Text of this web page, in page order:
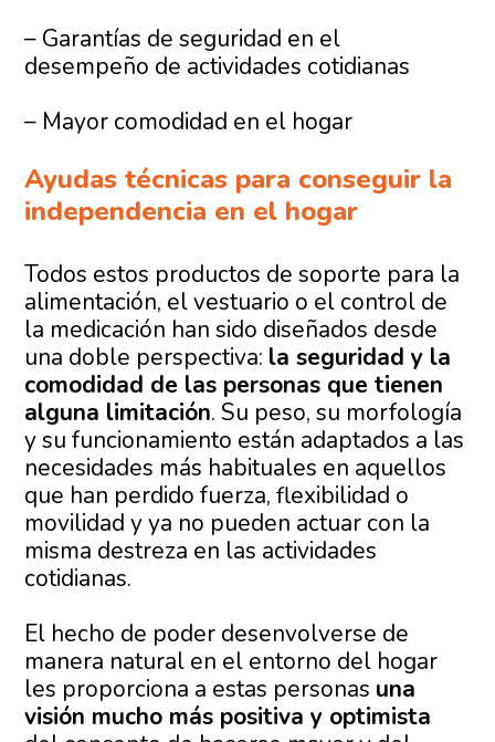
– Garantías de seguridad en el
desempeño de actividades cotidianas
– Mayor comodidad en el hogar
Ayudas técnicas para conseguir la
independencia en el hogar
Todos estos productos de soporte para la
alimentación, el vestuario o el control de
la medicación han sido diseñados desde
una doble perspectiva: la seguridad y la
comodidad de las personas que tienen
alguna limitación. Su peso, su morfología
y su funcionamiento están adaptados a las
necesidades más habituales en aquellos
que han perdido fuerza, flexibilidad o
movilidad y ya no pueden actuar con la
misma destreza en las actividades
cotidianas.
El hecho de poder desenvolverse de
manera natural en el entorno del hogar
les proporciona a estas personas una
visión mucho más positiva y optimista